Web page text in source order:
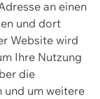
an einen
und dort
Website wird
Ihre Nutzung
die
und um weitere